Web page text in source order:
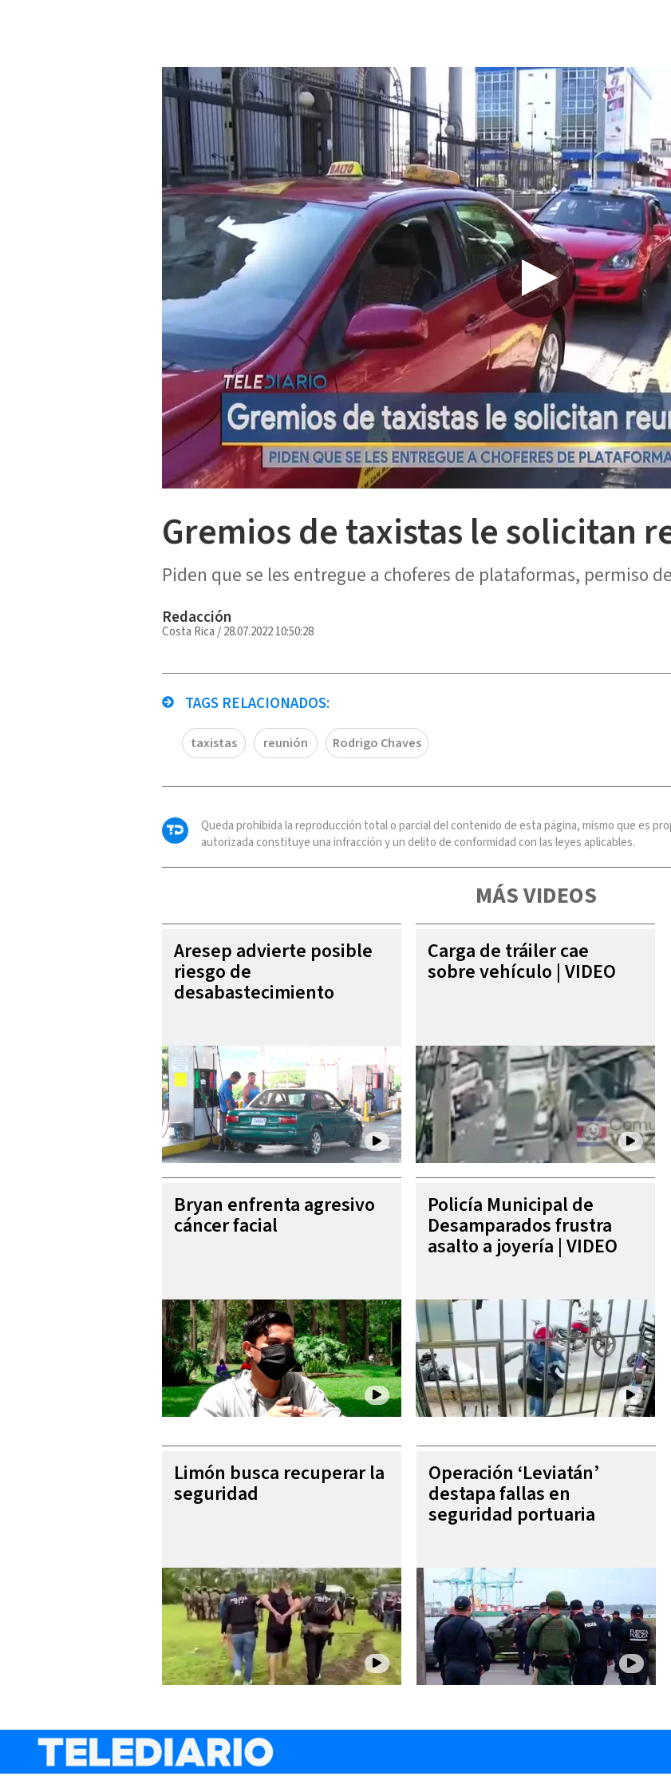
Gremios de taxistas le solicitan
Piden que se les entregue a choferes de plataformas, permiso
Redacción
Costa Rica /28.07.2022 10:50:28
TAGS RELACIONADOS:
taxistas reunión Rodrigo Chaves
Queda prohibida la reproducción total o parcial del contenido de esta página, mismo que es
autorizada constituye una infracción y un delito de conformidad con las leyes aplicables.
MÁS VIDEOS
Aresep advierte posible
riesgo de
desabastecimiento
Carga de tráiler cae
sobre vehículo | VIDEO
Bryan enfrenta agresivo
cáncer facial
Policía Municipal de
Desamparados frustra
asalto a joyería | VIDEO
Limón busca recuperar la
seguridad
Operación ‘Leviatán’
destapa fallas en
seguridad portuaria